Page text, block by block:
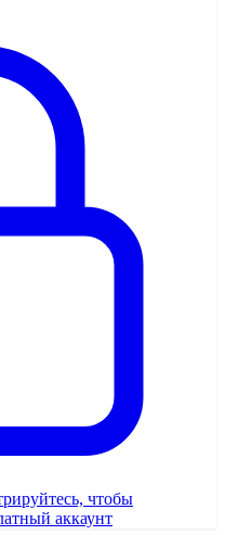
чтобы
аккаунт